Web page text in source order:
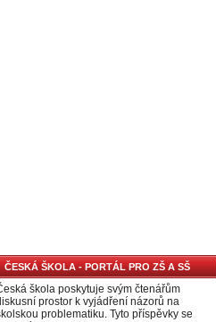
ČESKÁ ŠKOLA - PORTÁL PRO ZŠ A SŠ
škola poskytuje svým čtenářům
prostor k vyjádření názorů na
problematiku. Tyto příspěvky se